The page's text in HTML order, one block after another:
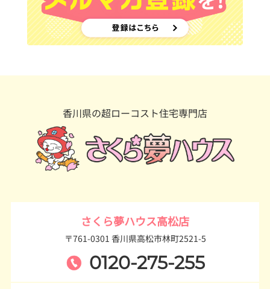
香川県の超ローコスト住宅専門店
さくら夢ハウス高松店
〒761-0301 香川県高松市林町2521-5
0120-275-255